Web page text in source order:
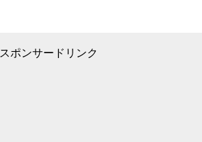
スポンサードリンク